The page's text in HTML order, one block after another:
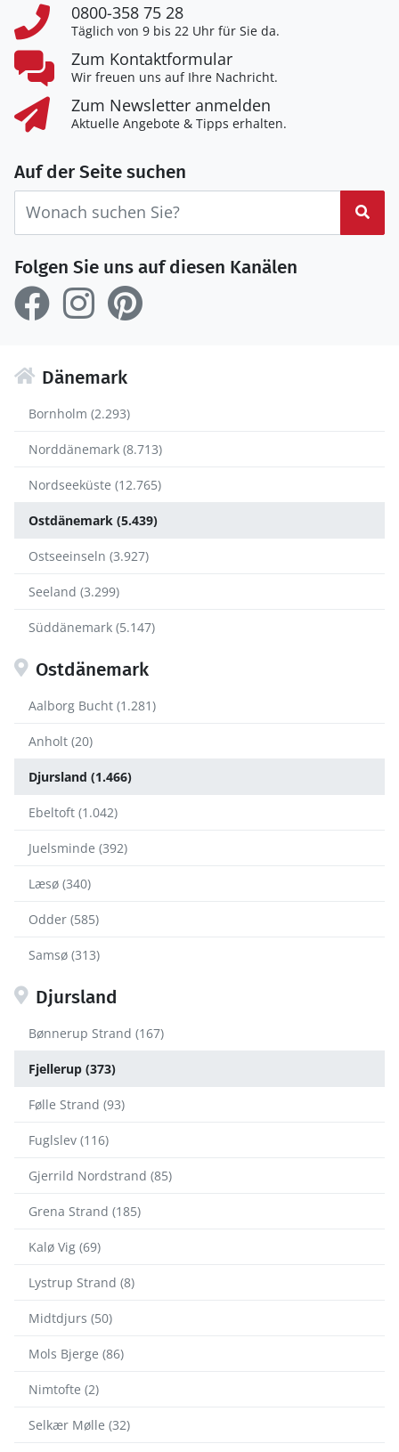
0800-358 75 28
Täglich von 9 bis 22 Uhr für Sie da.
Zum Kontaktformular
Wir freuen uns auf Ihre Nachricht.
Zum Newsletter anmelden
Aktuelle Angebote & Tipps erhalten.
Auf der Seite suchen
Folgen Sie uns auf diesen Kanälen
Dänemark
Bornholm (2.293)
Norddänemark (8.713)
Nordseeküste (12.765)
Ostdänemark (5.439)
Ostseeinseln (3.927)
Seeland (3.299)
Süddänemark (5.147)
Ostdänemark
Aalborg Bucht (1.281)
Anholt (20)
Djursland (1.466)
Ebeltoft (1.042)
Juelsminde (392)
Læsø (340)
Odder (585)
Samsø (313)
Djursland
Bønnerup Strand (167)
Fjellerup (373)
Følle Strand (93)
Fuglslev (116)
Gjerrild Nordstrand (85)
Grena Strand (185)
Kalø Vig (69)
Lystrup Strand (8)
Midtdjurs (50)
Mols Bjerge (86)
Nimtofte (2)
Selkær Mølle (32)